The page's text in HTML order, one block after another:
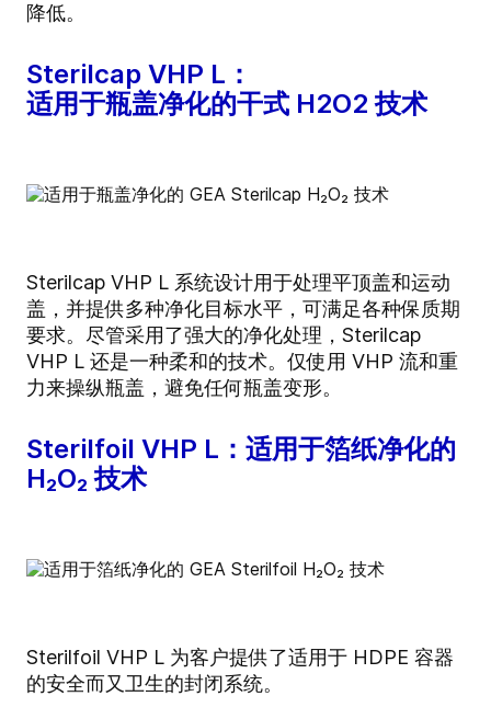
降低。
Sterilcap VHP L：
适用于瓶盖净化的干式 H2O2 技术
Sterilcap VHP L 系统设计用于处理平顶盖和运动
盖，并提供多种净化目标水平，可满足各种保质期
要求。尽管采用了强大的净化处理，Sterilcap
VHP L 还是一种柔和的技术。仅使用 VHP 流和重
力来操纵瓶盖，避免任何瓶盖变形。
Sterilfoil VHP L：适用于箔纸净化的
H₂O₂ 技术
Sterilfoil VHP L 为客户提供了适用于 HDPE 容器
的安全而又卫生的封闭系统。